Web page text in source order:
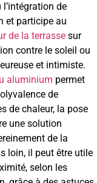
de
et participe au
de la terrasse sur
contre le soleil ou
et intimiste.
aluminium permet
de
de chaleur, la pose
une solution
de la
loin, il peut être utile
selon les